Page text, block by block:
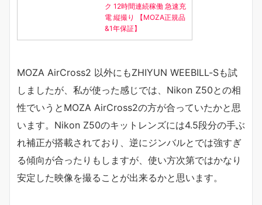
ク 12時間連続稼働 急速充
電 縦撮り 【MOZA正規品
&1年保証】
MOZA AirCross2 以外にもZHIYUN WEEBILL-Sも試
しましたが、私が使った感じでは、Nikon Z50との相
性でいうとMOZA AirCross2の方が合っていたかと思
います。Nikon Z50のキットレンズには4.5段分の手ぶ
れ補正が搭載されており、逆にジンバルとでは強すぎ
る傾向が合ったりもしますが、使い方次第ではかなり
安定した映像を撮ることが出来るかと思います。